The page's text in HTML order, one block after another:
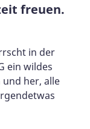
freuen.
in der
ein wildes
her, alle